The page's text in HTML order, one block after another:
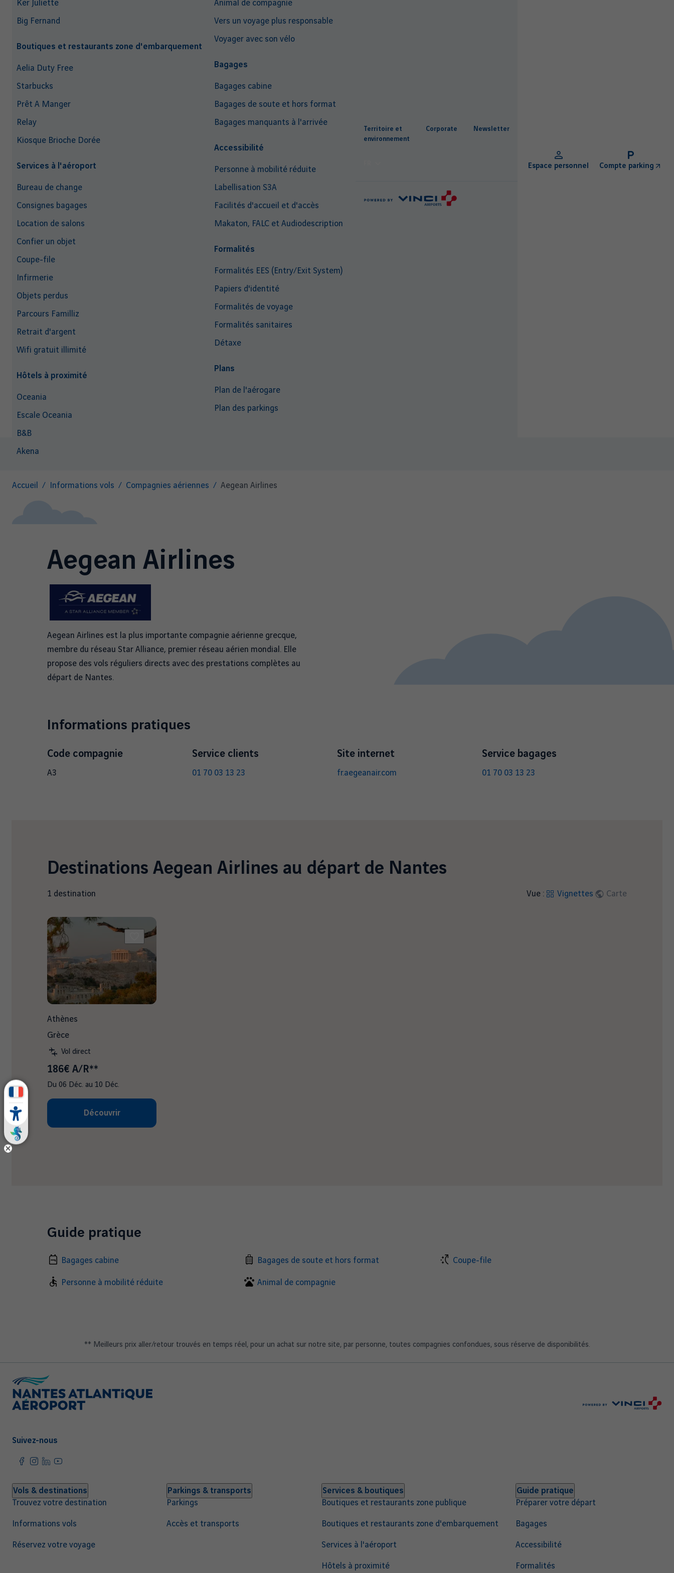
Ker Juliette
Big Fernand
Boutiques et restaurants zone d'embarquement
Aelia Duty Free
Starbucks
Prêt A Manger
Relay
Kiosque Brioche Dorée
Services à l'aéroport
Bureau de change
Consignes bagages
Location de salons
Confier un objet
Coupe-file
Infirmerie
Objets perdus
Parcours Familliz
Retrait d'argent
Wifi gratuit illimité
Hôtels à proximité
Oceania
Escale Oceania
B&B
Akena
Animal de compagnie
Vers un voyage plus responsable
Voyager avec son vélo
Bagages
Bagages cabine
Bagages de soute et hors format
Bagages manquants à l'arrivée
Accessibilité
Personne à mobilité réduite
Labellisation S3A
Facilités d'accueil et d'accès
Makaton, FALC et Audiodescription
Formalités
Formalités EES (Entry/Exit System)
Papiers d'identité
Formalités de voyage
Formalités sanitaires
Détaxe
Plans
Plan de l'aérogare
Plan des parkings
Territoire et
environnement
Corporate Newsletter
Espace personnel Compte parking
Fil
Accueil Informations vols Compagnies aériennes Aegean Airlines
Aegean Airlines
Aegean Airlines est la plus importante compagnie aérienne grecque,
membre du réseau Star Alliance, premier réseau aérien mondial. Elle
propose des vols réguliers directs avec des prestations complètes au
départ de Nantes.
Informations pratiques
Code compagnie
A3
Service clients
01 70 03 13 23
Site internet
fr.aegeanair.com
Service bagages
01 70 03 13 23
Destinations Aegean Airlines au départ de Nantes
1 destination Vue : Vignettes Carte
Athènes
Grèce
Vol direct
186€ A/R**
Du 06 Déc. au 10 Déc.
Découvrir
Guide pratique
Bagages cabine Bagages de soute et hors format Coupe-file
Personne à mobilité réduite Animal de compagnie
** Meilleurs prix aller/retour trouvés en temps réel, pour un achat sur notre site, par personne, toutes compagnies confondues, sous réserve de disponibilités.
Suivez-nous
Navigation
principale
Vols & destinations
Trouvez votre destination
Informations vols
Réservez votre voyage
Parkings & transports
Parkings
Accès et transports
Services & boutiques
Boutiques et restaurants zone publique
Boutiques et restaurants zone d'embarquement
Services à l'aéroport
Hôtels à proximité
Guide pratique
Préparer votre départ
Bagages
Accessibilité
Formalités